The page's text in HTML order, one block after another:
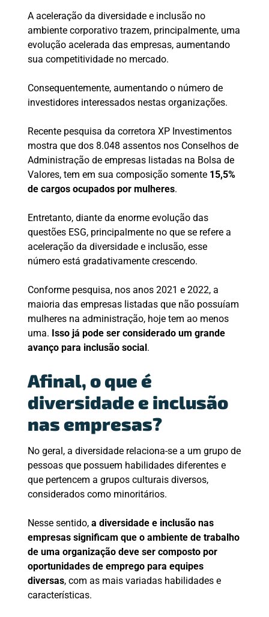
A aceleração da diversidade e inclusão no
ambiente corporativo trazem, principalmente, uma
evolução acelerada das empresas, aumentando
sua competitividade no mercado.
Consequentemente, aumentando o número de
investidores interessados nestas organizações.
Recente pesquisa da corretora XP Investimentos
mostra que dos 8.048 assentos nos Conselhos de
Administração de empresas listadas na Bolsa de
Valores, tem em sua composição somente 15,5%
de cargos ocupados por mulheres.
Entretanto, diante da enorme evolução das
questões ESG, principalmente no que se refere a
aceleração da diversidade e inclusão, esse
número está gradativamente crescendo.
Conforme pesquisa, nos anos 2021 e 2022, a
maioria das empresas listadas que não possuíam
mulheres na administração, hoje tem ao menos
uma. Isso já pode ser considerado um grande
avanço para inclusão social.
Afinal, o que é
diversidade e inclusão
nas empresas?
No geral, a diversidade relaciona-se a um grupo de
pessoas que possuem habilidades diferentes e
que pertencem a grupos culturais diversos,
considerados como minoritários.
Nesse sentido, a diversidade e inclusão nas
empresas significam que o ambiente de trabalho
de uma organização deve ser composto por
oportunidades de emprego para equipes
diversas, com as mais variadas habilidades e
características.